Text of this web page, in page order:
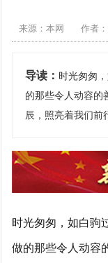
来源：本网 作者
导读： 时光匆匆
的那些令人动容的
辰，照亮着我们前
时光匆匆，如白驹
做的那些令人动容